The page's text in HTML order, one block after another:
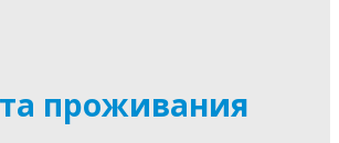
проживания